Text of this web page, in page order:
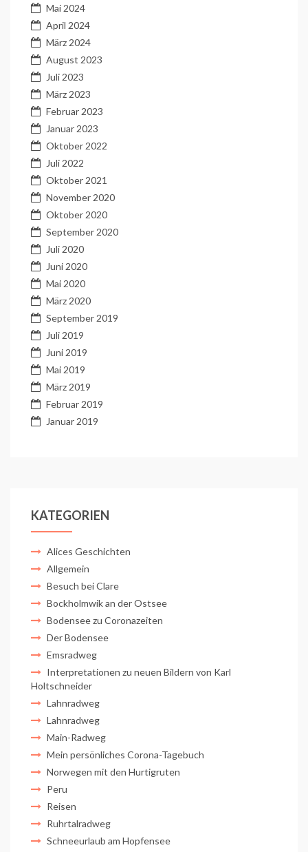
Mai 2024
April 2024
März 2024
August 2023
Juli 2023
März 2023
Februar 2023
Januar 2023
Oktober 2022
Juli 2022
Oktober 2021
November 2020
Oktober 2020
September 2020
Juli 2020
Juni 2020
Mai 2020
März 2020
September 2019
Juli 2019
Juni 2019
Mai 2019
März 2019
Februar 2019
Januar 2019
KATEGORIEN
Alices Geschichten
Allgemein
Besuch bei Clare
Bockholmwik an der Ostsee
Bodensee zu Coronazeiten
Der Bodensee
Emsradweg
Interpretationen zu neuen Bildern von Karl
Holtschneider
Lahnradweg
Lahnradweg
Main-Radweg
Mein persönliches Corona-Tagebuch
Norwegen mit den Hurtigruten
Peru
Reisen
Ruhrtalradweg
Schneeurlaub am Hopfensee